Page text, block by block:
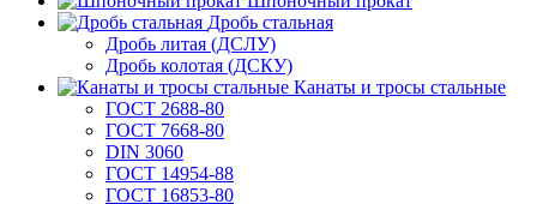
Дробь стальная
Дробь литая (ДСЛУ)
Дробь колотая (ДСКУ)
Канаты и тросы стальные
ГОСТ 2688-80
ГОСТ 7668-80
DIN 3060
ГОСТ 14954-88
ГОСТ 16853-80